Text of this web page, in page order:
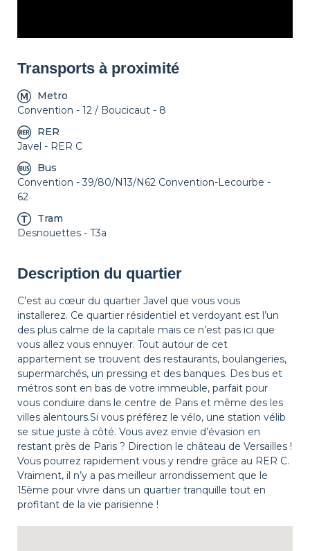
Transports à proximité
Metro
Convention - 12 / Boucicaut - 8
RER
Javel - RER C
Bus
Convention - 39/80/N13/N62 Convention-Lecourbe -
62
Tram
Desnouettes - T3a
Description du quartier
C’est au cœur du quartier Javel que vous vous
installerez. Ce quartier résidentiel et verdoyant est l’un
des plus calme de la capitale mais ce n’est pas ici que
vous allez vous ennuyer. Tout autour de cet
appartement se trouvent des restaurants, boulangeries,
supermarchés, un pressing et des banques. Des bus et
métros sont en bas de votre immeuble, parfait pour
vous conduire dans le centre de Paris et même des les
villes alentours.Si vous préférez le vélo, une station vélib
se situe juste à côté. Vous avez envie d’évasion en
restant près de Paris ? Direction le château de Versailles !
Vous pourrez rapidement vous y rendre grâce au RER C.
Vraiment, il n’y a pas meilleur arrondissement que le
15ème pour vivre dans un quartier tranquille tout en
profitant de la vie parisienne !